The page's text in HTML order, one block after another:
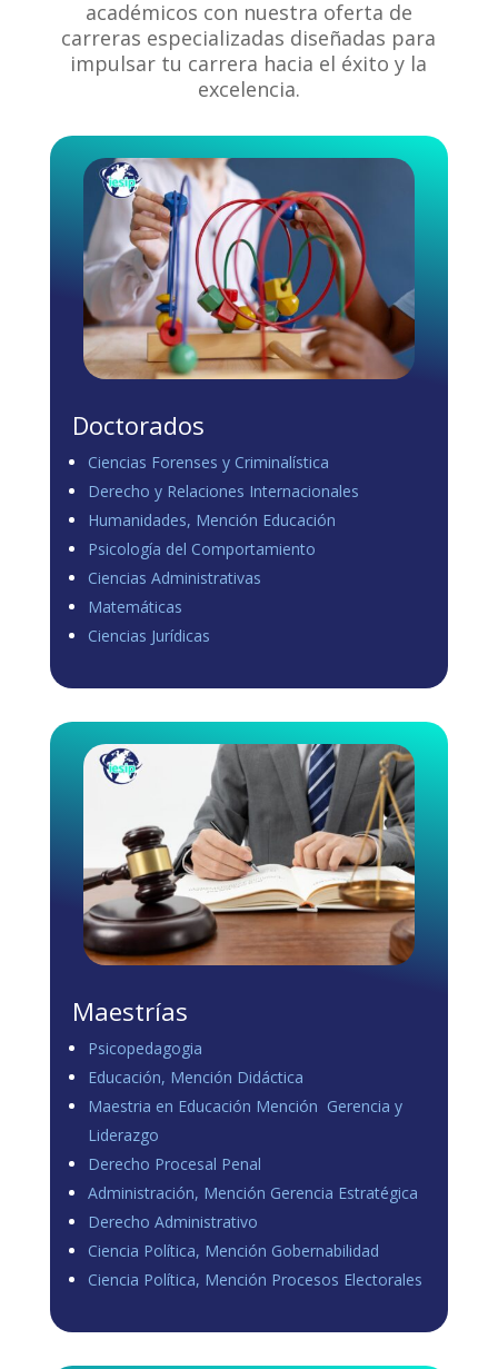
Load more
académicos con nuestra oferta de
carreras especializadas diseñadas para
impulsar tu carrera hacia el éxito y la
excelencia.
Doctorados
Ciencias Forenses y Criminalística
Derecho y Relaciones Internacionales
Humanidades, Mención Educación
Psicología del Comportamiento
Ciencias Administrativas
Matemáticas
Ciencias Jurídicas
Maestrías
Psicopedagogia
Educación, Mención Didáctica
Maestria en Educación Mención Gerencia y
Liderazgo
Derecho Procesal Penal
Administración, Mención Gerencia Estratégica
Derecho Administrativo
Ciencia Política, Mención Gobernabilidad
Ciencia Política, Mención Procesos Electorales